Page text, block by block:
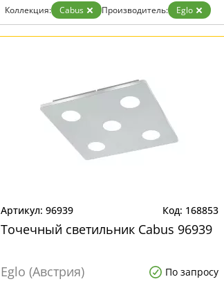
Коллекция: Cabus Производитель: Eglo
96939 168853
Точечный светильник Cabus 96939
Eglo (Австрия) По запросу